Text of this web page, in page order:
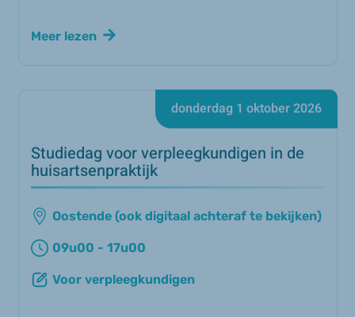
Meer lezen
Studiedag voor verpleegkundigen in de
huisartsenpraktijk
donderdag 1 oktober 2026
Oostende (ook digitaal achteraf te bekijken)
09u00 - 17u00
Voor verpleegkundigen